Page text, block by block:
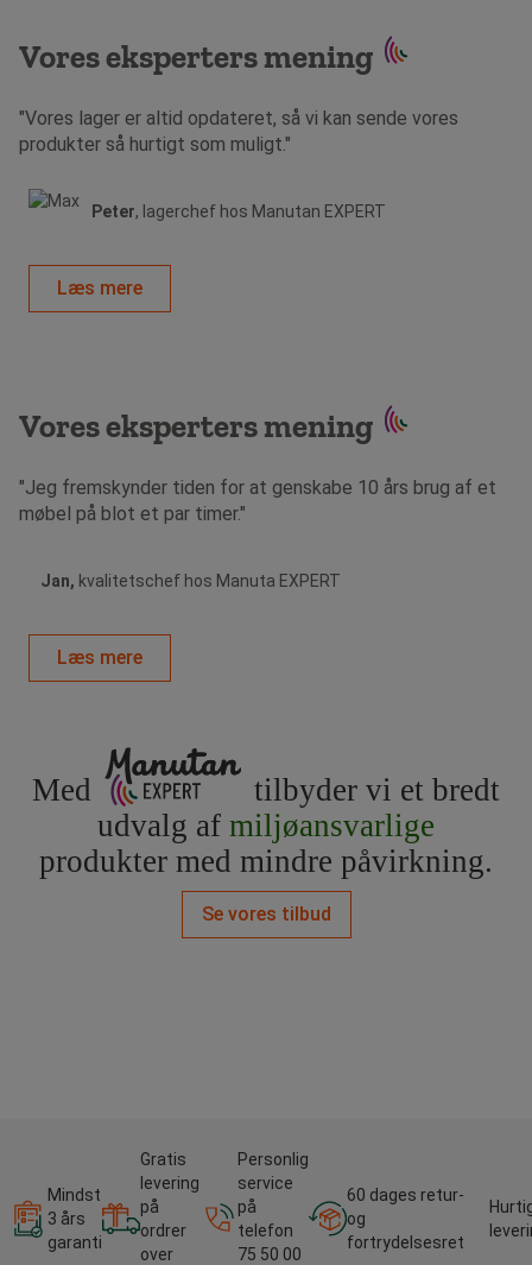
Vores eksperters mening
"Vores lager er altid opdateret, så vi kan sende vores
produkter så hurtigt som muligt."
Peter, lagerchef hos Manutan EXPERT
Læs mere
Vores eksperters mening
"Jeg fremskynder tiden for at genskabe 10 års brug af et
møbel på blot et par timer."
Jan, kvalitetschef hos Manuta EXPERT
Læs mere
Med
tilbyder vi et bredt
udvalg af miljøansvarlige
produkter med mindre påvirkning.
Se vores tilbud
Mindst
3 års
garanti
Gratis
levering
på
ordrer
over
Personlig
service
på
telefon
75 50 00
60 dages retur-
og
fortrydelsesret